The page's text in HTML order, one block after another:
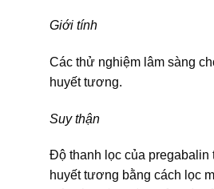
Giới tính
Các thử nghiệm lâm sàng
huyết tương.
Suy thận
Độ thanh lọc của pregabalin
huyết tương bằng cách lọc